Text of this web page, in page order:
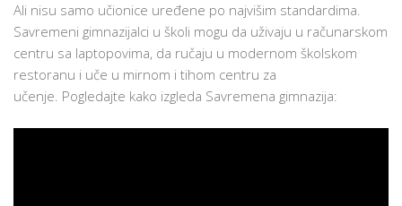
Ali nisu samo učionice uređene po najvišim standardima.
Savremeni gimnazijalci u školi mogu da uživaju u računarskom
centru sa laptopovima, da ručaju u modernom školskom
restoranu i uče u mirnom i tihom centru za
učenje. Pogledajte kako izgleda Savremena gimnazija: